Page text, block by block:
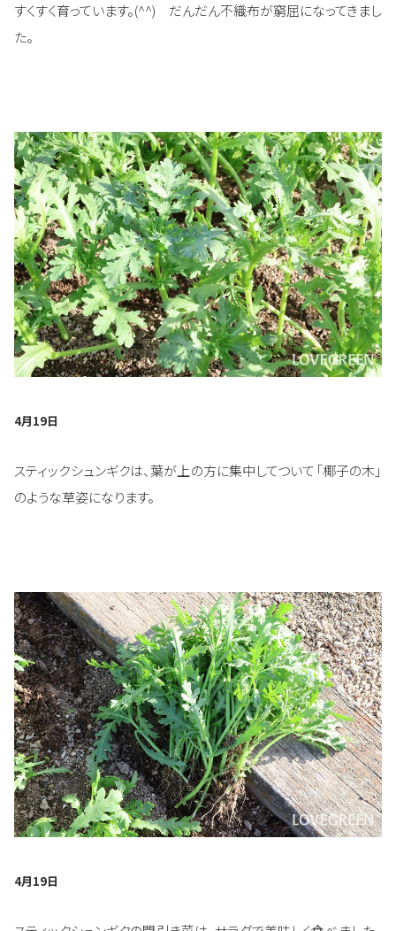
すくすく育っています。(^^) だんだん不織布が窮屈になってきまし
た。
4月19日
スティックシュンギクは、葉が上の方に集中してついて「椰子の木」
のような草姿になります。
4月19日